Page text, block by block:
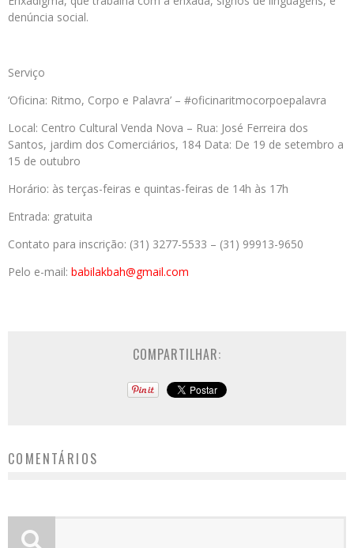
denúncia social.
Serviço
‘Oficina: Ritmo, Corpo e Palavra’ – #oficinaritmocorpoepalavra
Local: Centro Cultural Venda Nova – Rua: José Ferreira dos
Santos, jardim dos Comerciários, 184 Data: De 19 de setembro a
15 de outubro
Horário: às terças-feiras e quintas-feiras de 14h às 17h
Entrada: gratuita
Contato para inscrição: (31) 3277-5533 – (31) 99913-9650
Pelo e-mail: babilakbah@gmail.com
COMPARTILHAR:
COMENTÁRIOS